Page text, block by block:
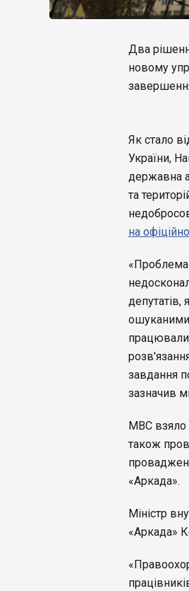
Два
новому
Як стало
України,
державна
та
на
«Проблема
завдання
зазначив
МВС взяло
також
«Аркада».
Міністр
«Аркада»